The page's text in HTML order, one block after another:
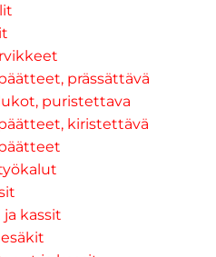
prässättävä
puristettava
kiristettävä
kassit